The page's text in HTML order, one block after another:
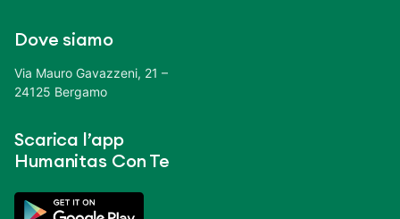
Dove siamo
Via Mauro Gavazzeni, 21 –
24125 Bergamo
Scarica l’app
Humanitas Con Te